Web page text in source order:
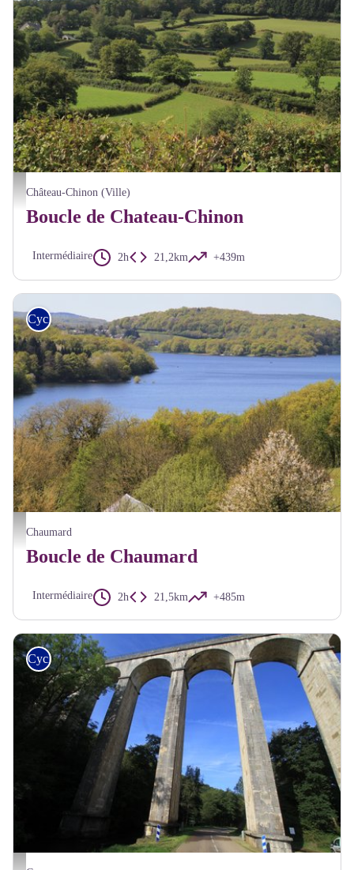
Paysage Château-Chinon - A Millot Pnr Morvan
Château-Chinon (Ville)
Boucle de Chateau-Chinon
Intermédiaire 2h 21,2km +439m
Lac de Pannecière - A Millot Pnr Morvan
Cyclo
Chaumard
Boucle de Chaumard
Intermédiaire 2h 21,5km +485m
Cyclo